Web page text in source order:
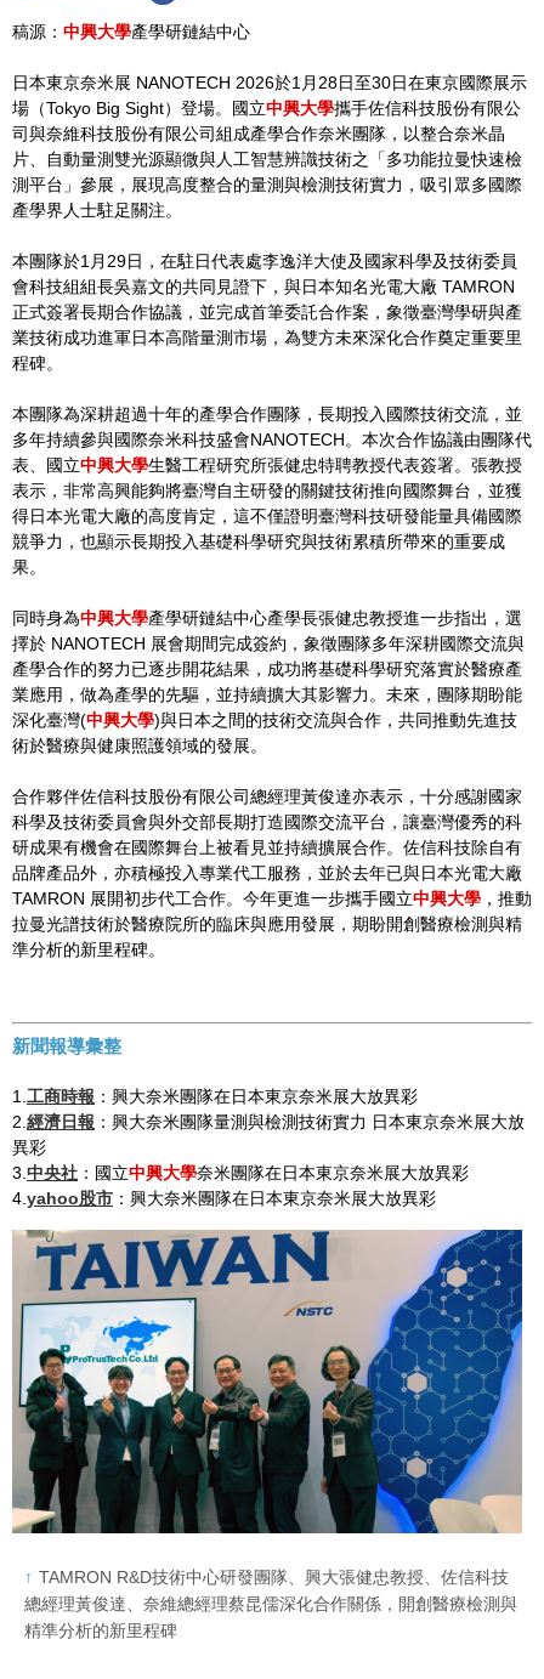
稿源： 中興大學產學研鏈結中心
日本東京奈米展 NANOTECH 2026於1月28日至30日在東京國際展示
場（Tokyo Big Sight）登場。國立中興大學攜手佐信科技股份有限公
司與奈維科技股份有限公司組成產學合作奈米團隊，以整合奈米晶
片、自動量測雙光源顯微與人工智慧辨識技術之「多功能拉曼快速檢
測平台」參展，展現高度整合的量測與檢測技術實力，吸引眾多國際
產學界人士駐足關注。
本團隊於1月29日，在駐日代表處李逸洋大使及國家科學及技術委員
會科技組組長吳嘉文的共同見證下，與日本知名光電大廠 TAMRON
正式簽署長期合作協議，並完成首筆委託合作案，象徵臺灣學研與產
業技術成功進軍日本高階量測市場，為雙方未來深化合作奠定重要里
程碑。
本團隊為深耕超過十年的產學合作團隊，長期投入國際技術交流，並
多年持續參與國際奈米科技盛會NANOTECH。本次合作協議由團隊代
表、國立中興大學生醫工程研究所張健忠特聘教授代表簽署。張教授
表示，非常高興能夠將臺灣自主研發的關鍵技術推向國際舞台，並獲
得日本光電大廠的高度肯定，這不僅證明臺灣科技研發能量具備國際
競爭力，也顯示長期投入基礎科學研究與技術累積所帶來的重要成
果。
同時身為中興大學產學研鏈結中心產學長張健忠教授進一步指出，選
擇於 NANOTECH 展會期間完成簽約，象徵團隊多年深耕國際交流與
產學合作的努力已逐步開花結果，成功將基礎科學研究落實於醫療產
業應用，做為產學的先驅，並持續擴大其影響力。未來，團隊期盼能
深化臺灣(中興大學)與日本之間的技術交流與合作，共同推動先進技
術於醫療與健康照護領域的發展。
合作夥伴佐信科技股份有限公司總經理黃俊達亦表示，十分感謝國家
科學及技術委員會與外交部長期打造國際交流平台，讓臺灣優秀的科
研成果有機會在國際舞台上被看見並持續擴展合作。佐信科技除自有
品牌產品外，亦積極投入專業代工服務，並於去年已與日本光電大廠
TAMRON 展開初步代工合作。今年更進一步攜手國立中興大學 ，推動
拉曼光譜技術於醫療院所的臨床與應用發展，期盼開創醫療檢測與精
準分析的新里程碑。
新聞報導彙整
1. 工商時報 ：興大奈米團隊在日本東京奈米展大放異彩
2. 經濟日報 ：興大奈米團隊量測與檢測技術實力 日本東京奈米展大放
異彩
3. 中央社 ：國立中興大學奈米團隊在日本東京奈米展大放異彩
4. yahoo股市 ：興大奈米團隊在日本東京奈米展大放異彩
TAMRON R&D技術中心研發團隊、興大張健忠教授、佐信科技
總經理黃俊達、奈維總經理蔡昆儒深化合作關係，開創醫療檢測與
精準分析的新里程碑